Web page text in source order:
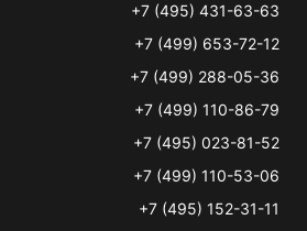
+7 (495) 431-63-63
+7 (499) 653-72-12
+7 (499) 288-05-36
+7 (499) 110-86-79
+7 (495) 023-81-52
+7 (499) 110-53-06
+7 (495) 152-31-11